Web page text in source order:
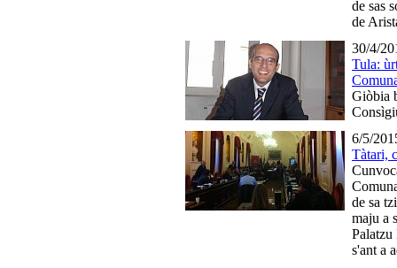
de sas
de
30/4/
Tula:
Giòbia
6/5/
Tàtari,
de sa
maju a
Palatzu
s'ant a